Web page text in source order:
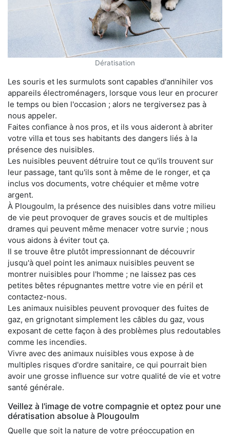
Dératisation
Les souris et les surmulots sont capables d'annihiler vos
appareils électroménagers, lorsque vous leur en procurer
le temps ou bien l'occasion ; alors ne tergiversez pas à
nous appeler.
Faites confiance à nos pros, et ils vous aideront à abriter
votre villa et tous ses habitants des dangers liés à la
présence des nuisibles.
Les nuisibles peuvent détruire tout ce qu'ils trouvent sur
leur passage, tant qu'ils sont à même de le ronger, et ça
inclus vos documents, votre chéquier et même votre
argent.
À Plougoulm, la présence des nuisibles dans votre milieu
de vie peut provoquer de graves soucis et de multiples
drames qui peuvent même menacer votre survie ; nous
vous aidons à éviter tout ça.
Il se trouve être plutôt impressionnant de découvrir
jusqu'à quel point les animaux nuisibles peuvent se
montrer nuisibles pour l'homme ; ne laissez pas ces
petites bêtes répugnantes mettre votre vie en péril et
contactez-nous.
Les animaux nuisibles peuvent provoquer des fuites de
gaz, en grignotant simplement les câbles du gaz, vous
exposant de cette façon à des problèmes plus redoutables
comme les incendies.
Vivre avec des animaux nuisibles vous expose à de
multiples risques d'ordre sanitaire, ce qui pourrait bien
avoir une grosse influence sur votre qualité de vie et votre
santé générale.
Veillez à l'image de votre compagnie et optez pour une
dératisation absolue à Plougoulm
Quelle que soit la nature de votre préoccupation en